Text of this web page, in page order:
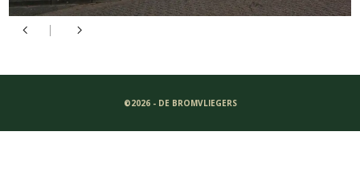
©2026 - DE BROMVLIEGERS